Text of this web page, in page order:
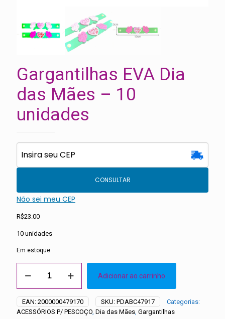
Gargantilhas EVA Dia
das Mães – 10
unidades
CONSULTAR
Não sei meu CEP
R$23.00
10 unidades
Em estoque
EVA
das
Mães
-
Adicionar ao carrinho
EAN: 2000000479170 SKU: PDABC47917
Categorias:
ACESSÓRIOS P/ PESCOÇO Dia das Mães Gargantilhas